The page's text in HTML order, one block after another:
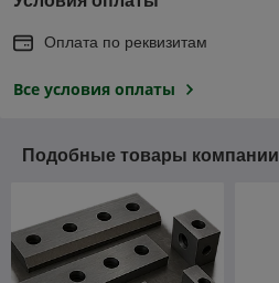
Оплата по реквизитам
Все условия оплаты
Подобные товары компании